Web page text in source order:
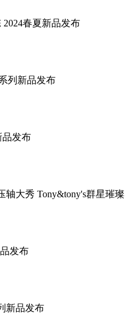
春夏新品发布
列新品发布
品发布
轴大秀 Tony&tony's群星璀璨
发布
新品发布